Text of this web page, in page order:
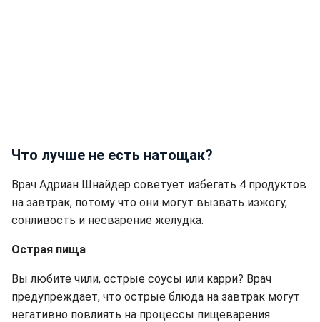
Что лучше не есть натощак?
Врач Адриан Шнайдер советует избегать 4 продуктов
на завтрак, потому что они могут вызвать изжогу,
сонливость и несварение желудка.
Острая пища
Вы любите чили, острые соусы или карри? Врач
предупреждает, что острые блюда на завтрак могут
негативно повлиять на процессы пищеварения.